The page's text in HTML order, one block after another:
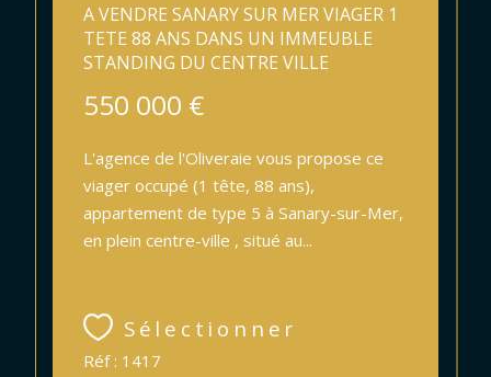
A VENDRE SANARY SUR MER VIAGER 1
TETE 88 ANS DANS UN IMMEUBLE
STANDING DU CENTRE VILLE
550 000 €
L'agence de l'Oliveraie vous propose ce
viager occupé (1 tête, 88 ans),
appartement de type 5 à Sanary-sur-Mer,
en plein centre-ville , situé au...
Sélectionner
Réf : 1417